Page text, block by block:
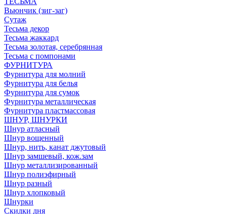
Вьюнчик (зиг-заг)
Сутаж
Тесьма декор
Тесьма жаккард
Тесьма золотая, серебрянная
Тесьма с помпонами
ФУРНИТУРА
Фурнитура для молний
Фурнитура для белья
Фурнитура для сумок
Фурнитура металлическая
Фурнитура пластмассовая
ШНУР, ШНУРКИ
Шнур атласный
Шнур вощенный
Шнур, нить, канат джутовый
Шнур замшевый, кож.зам
Шнур металлизированный
Шнур полиэфирный
Шнур разный
Шнур хлопковый
Шнурки
Скидки дня